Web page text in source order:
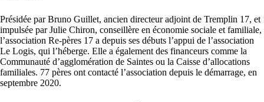
Présidée par Bruno Guillet, ancien directeur adjoint de Tremplin 17, et
impulsée par Julie Chiron, conseillère en économie sociale et familiale,
l’association Re-pères 17 a depuis ses débuts l’appui de l’association
Le Logis, qui l’héberge. Elle a également des financeurs comme la
Communauté d’agglomération de Saintes ou la Caisse d’allocations
familiales. 77 pères ont contacté l’association depuis le démarrage, en
septembre 2020.